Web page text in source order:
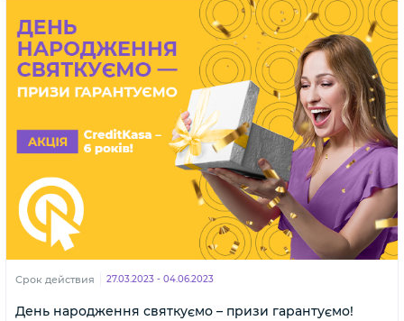
Срок действия 27.03.2023 - 04.06.2023
День народження святкуємо – призи гарантуємо!